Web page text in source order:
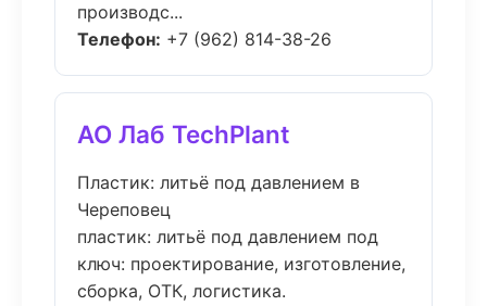
производс...
Телефон: +7 (962) 814-38-26
АО Лаб TechPlant
Пластик: литьё под давлением в
Череповец
пластик: литьё под давлением под
ключ: проектирование, изготовление,
сборка, ОТК, логистика.